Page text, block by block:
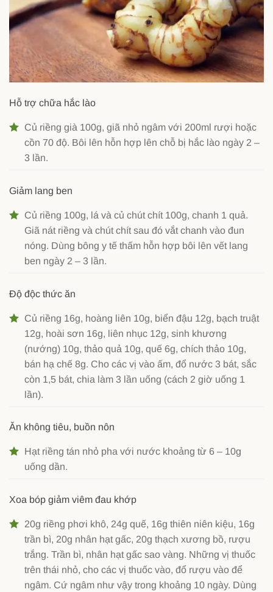
Hỗ trợ chữa hắc lào
Củ riềng già 100g, giã nhỏ ngâm với 200ml rượi hoặc
cồn 70 độ. Bôi lên hỗn hợp lên chỗ bị hắc lào ngày 2 –
3 lần.
Giảm lang ben
Củ riềng 100g, lá và củ chút chít 100g, chanh 1 quả.
Giã nát riềng và chút chít sau đó vắt chanh vào đun
nóng. Dùng bông y tế thấm hỗn hợp bôi lên vết lang
ben ngày 2 – 3 lần.
Độ độc thức ăn
Củ riềng 16g, hoàng liên 10g, biển đậu 12g, bạch truật
12g, hoài sơn 16g, liên nhục 12g, sinh khương
(nướng) 10g, thảo quả 10g, quế 6g, chích thảo 10g,
bán hạ chế 8g. Cho các vị vào ấm, đổ nước 3 bát, sắc
còn 1,5 bát, chia làm 3 lần uống (cách 2 giờ uống 1
lần).
Ăn không tiêu, buồn nôn
Hạt riềng tán nhỏ pha với nước khoảng từ 6 – 10g
uống dần.
Xoa bóp giảm viêm đau khớp
20g riềng phơi khô, 24g quế, 16g thiên niên kiệu, 16g
trần bì, 20g nhân hạt gấc, 20g thạch xương bồ, rượu
trắng. Trần bì, nhân hạt gấc sao vàng. Những vị thuốc
trên thái nhỏ, cho các vị thuốc vào, đổ rượu vào để
ngâm. Cứ ngâm như vậy trong khoảng 10 ngày. Dùng